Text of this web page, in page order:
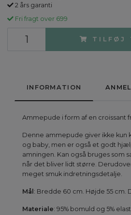
2 års garanti
Fri fragt over 699
TILFØJ
INFORMATION
Ammepude i form af en croissant
Denne ammepude giver ikke kun
og baby, men er også et godt
amningen. Kan også bruges som
når det bliver lidt større.
meget smuk indretningsdetalje.
Mål : Bredde 60 cm. Højde 55 cm.
Materiale: 95% bomuld og 5%